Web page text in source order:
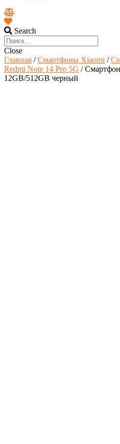
Search
Close
Главная /Смартфоны Xiaomi /
Redmi Note 14 Pro 5G /
12GB/512GB черный